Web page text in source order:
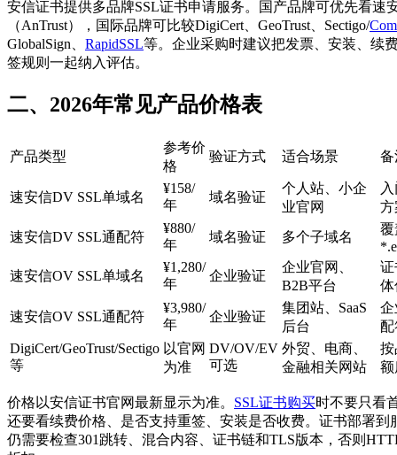
安信证书提供多品牌SSL证书申请服务。国产品牌可优先看速
（AnTrust），国际品牌可比较DigiCert、GeoTrust、Sectigo/
GlobalSign、 RapidSSL等。企业采购时建议把发票、安装、续
签规则一起纳入评估。
二、2026年常见产品价格表
产品类型
参考价
格
验证方式 适合场景 备
速安信DV SSL单域名
¥158/
年
域名验证
个人站、小企
业官网
方
速安信DV SSL通配符
¥880/
年
域名验证 多个子域名
覆
速安信OV SSL单域名
¥1,280/
年
企业验证
企业官网、
B2B平台
证
体
速安信OV SSL通配符
¥3,980/
年
企业验证
集团站、SaaS
后台
企
配
DigiCert/GeoTrust/Sectigo
等
以官网
为准
DV/OV/EV
可选
外贸、电商、
金融相关网站
按
额
价格以安信证书官网最新显示为准。 SSL证书购买时不要只看
还要看续费价格、是否支持重签、安装是否收费。证书部署到
仍需要检查301跳转、混合内容、证书链和TLS版本，否则